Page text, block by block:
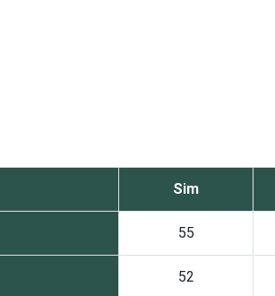
Sim
55
52